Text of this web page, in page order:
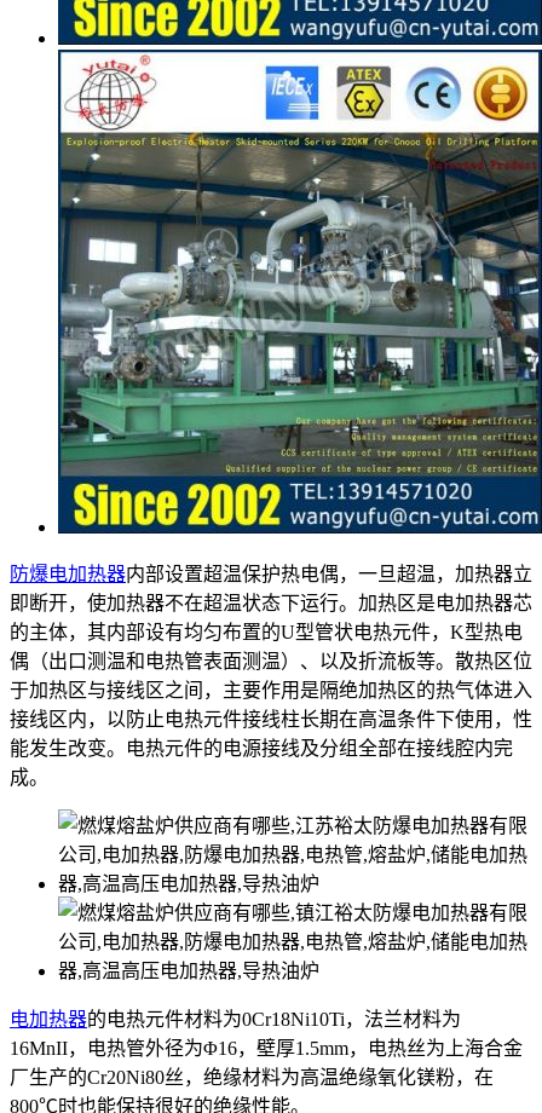
防爆电加热器内部设置超温保护热电偶，一旦超温，加热器立
即断开，使加热器不在超温状态下运行。加热区是电加热器芯
的主体，其内部设有均匀布置的U型管状电热元件，K型热电
偶（出口测温和电热管表面测温）、以及折流板等。散热区位
于加热区与接线区之间，主要作用是隔绝加热区的热气体进入
接线区内，以防止电热元件接线柱长期在高温条件下使用，性
能发生改变。电热元件的电源接线及分组全部在接线腔内完
成。
电加热器的电热元件材料为0Cr18Ni10Ti，法兰材料为
16MnII，电热管外径为Φ16，壁厚1.5mm，电热丝为上海合金
厂生产的Cr20Ni80丝，绝缘材料为高温绝缘氧化镁粉，在
800℃时也能保持很好的绝缘性能。